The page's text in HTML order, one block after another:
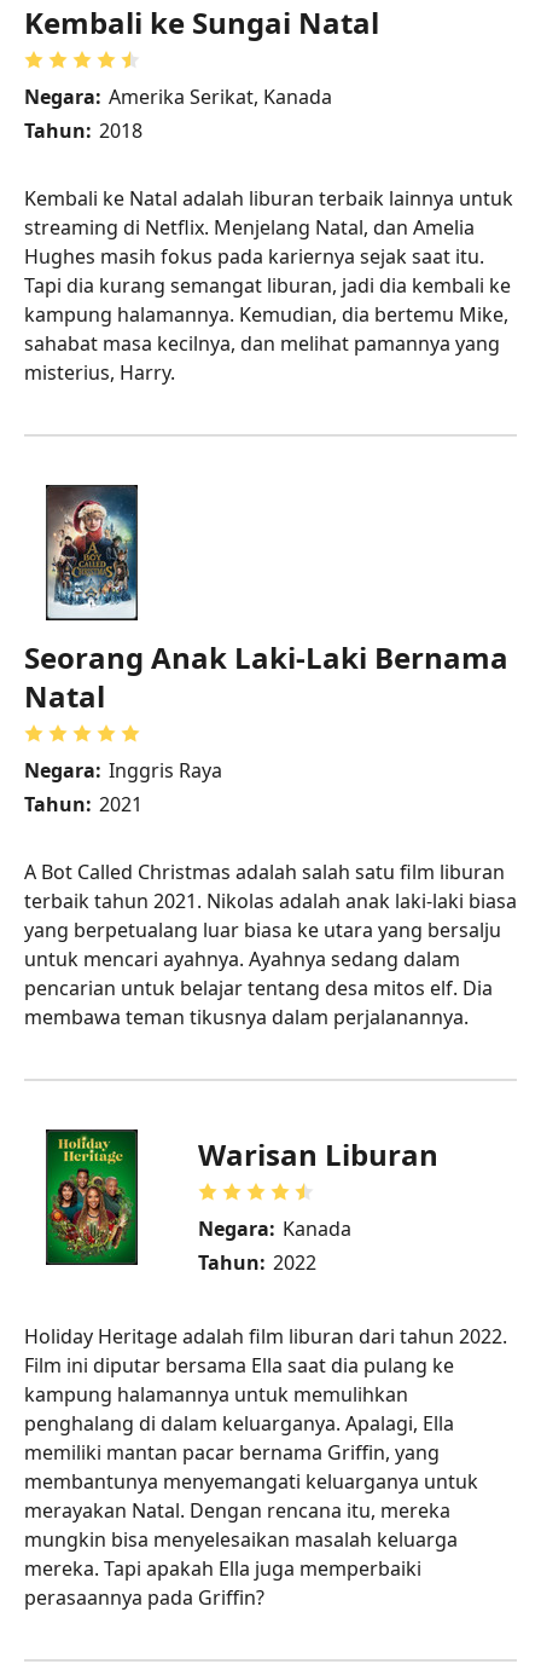
Kembali ke Sungai Natal
Negara: Amerika Serikat, Kanada
Tahun: 2018
Kembali ke Natal adalah liburan terbaik lainnya untuk
streaming di Netflix. Menjelang Natal, dan Amelia
Hughes masih fokus pada kariernya sejak saat itu.
Tapi dia kurang semangat liburan, jadi dia kembali ke
kampung halamannya. Kemudian, dia bertemu Mike,
sahabat masa kecilnya, dan melihat pamannya yang
misterius, Harry.
Seorang Anak Laki-Laki Bernama
Natal
Negara: Inggris Raya
Tahun: 2021
A Bot Called Christmas adalah salah satu film liburan
terbaik tahun 2021. Nikolas adalah anak laki-laki biasa
yang berpetualang luar biasa ke utara yang bersalju
untuk mencari ayahnya. Ayahnya sedang dalam
pencarian untuk belajar tentang desa mitos elf. Dia
membawa teman tikusnya dalam perjalanannya.
Warisan Liburan
Negara: Kanada
Tahun: 2022
Holiday Heritage adalah film liburan dari tahun 2022.
Film ini diputar bersama Ella saat dia pulang ke
kampung halamannya untuk memulihkan
penghalang di dalam keluarganya. Apalagi, Ella
memiliki mantan pacar bernama Griffin, yang
membantunya menyemangati keluarganya untuk
merayakan Natal. Dengan rencana itu, mereka
mungkin bisa menyelesaikan masalah keluarga
mereka. Tapi apakah Ella juga memperbaiki
perasaannya pada Griffin?